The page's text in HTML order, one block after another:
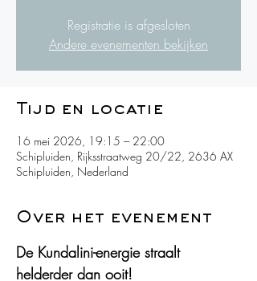
Registratie is afgesloten
Andere evenementen bekijken
Tijd en locatie
16 mei 2026, 19:15 – 22:00
Schipluiden, Rijksstraatweg 20/22, 2636 AX
Schipluiden, Nederland
Over het evenement
De Kundalini-energie straalt
helderder dan ooit!